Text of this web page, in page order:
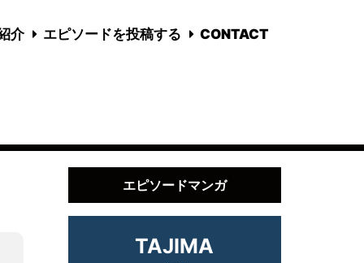
介 エピソードを投稿する CONTACT
エピソードマンガ
TAJIMA